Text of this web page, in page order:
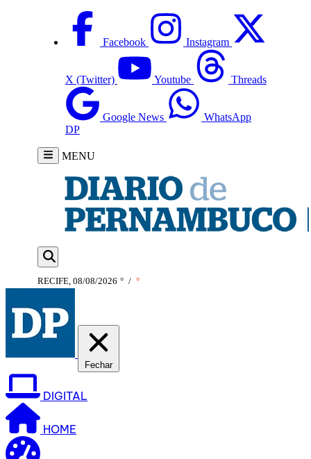
Facebook Instagram
X (Twitter) Youtube Threads
Google News
WhatsApp
DP
MENU
RECIFE, 08/08/2026 ° / °
Fechar
DIGITAL
HOME